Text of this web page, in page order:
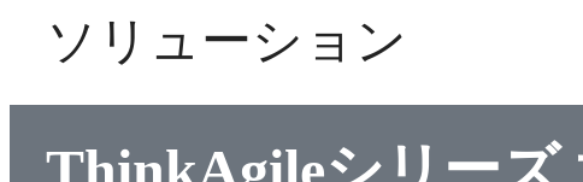
ソリューション